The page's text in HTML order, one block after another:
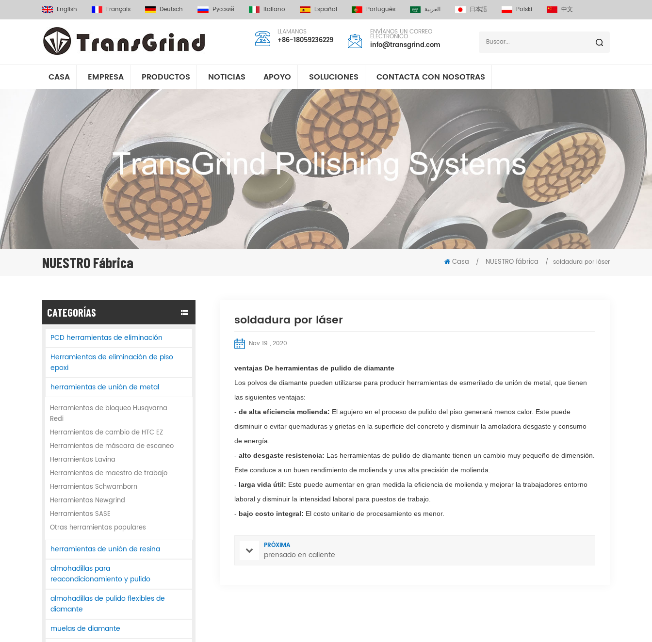
English Français Deutsch Русский Italiano Español Português العربية 日本語 Polski 中文
LLAMANOS
+86-18059236229
ENVÍANOS UN CORREO
ELECTRÓNICO
info@transgrind.com
CASA EMPRESA PRODUCTOS NOTICIAS APOYO SOLUCIONES CONTACTA CON NOSOTRAS
NUESTRO Fábrica Casa / NUESTRO fábrica / soldadura por láser
soldadura por láser
Nov 19 , 2020
ventajas De herramientas de pulido de diamante
Los polvos de diamante pueden utilizarse para producir herramientas de esmerilado de unión de metal, que tienen
las siguientes ventajas:
- de alta eficiencia molienda: El agujero en el proceso de pulido del piso generará menos calor. Este puede
disminuir o evitar quemaduras y grietas en la superficie del concreto y disminuir la amoladora desgaste y consumo
de energía.
- alto desgaste resistencia: Las herramientas de pulido de diamante tienen un cambio muy pequeño de dimensión.
Este conduce a un buen rendimiento de molienda y una alta precisión de molienda.
- larga vida útil: Este puede aumentar en gran medida la eficiencia de molienda y mejorar la trabajadores entorno
laboral y disminuir la intensidad laboral para puestos de trabajo.
- bajo costo integral: El costo unitario de procesamiento es menor.
PRÓXIMA
prensado en caliente
CATEGORÍAS
PCD herramientas de eliminación
Herramientas de eliminación de piso
epoxi
herramientas de unión de metal
Herramientas de bloqueo Husqvarna
Redi
Herramientas de cambio de HTC EZ
Herramientas de máscara de escaneo
Herramientas Lavina
Herramientas de maestro de trabajo
Herramientas Schwamborn
Herramientas Newgrind
Herramientas SASE
Otras herramientas populares
herramientas de unión de resina
almohadillas para
reacondicionamiento y pulido
almohadillas de pulido flexibles de
diamante
muelas de diamante